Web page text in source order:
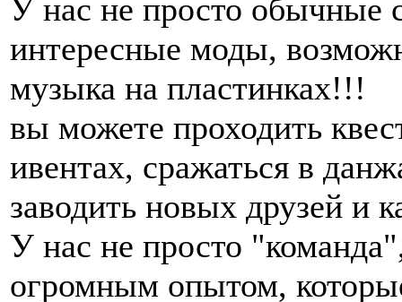
У нас не просто обычные
интересные моды,
музыка на пластинках!!!
вы можете проходить
ивентах, сражаться в
заводить новых друзей и
У нас не просто
огромным опытом,